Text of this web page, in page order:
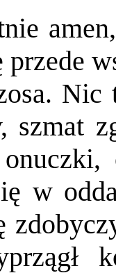
przede
szmat
w